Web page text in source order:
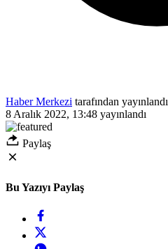
Haber Merkezi tarafından yayınlandı
8 Aralık 2022, 13:48 yayınlandı
Paylaş
Bu Yazıyı Paylaş